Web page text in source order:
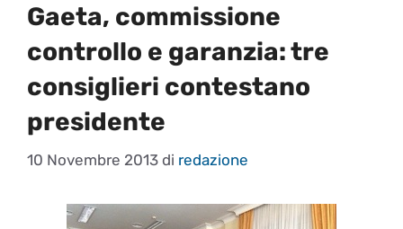
Gaeta, commissione
controllo e garanzia: tre
consiglieri contestano
presidente
10 Novembre 2013 di redazione